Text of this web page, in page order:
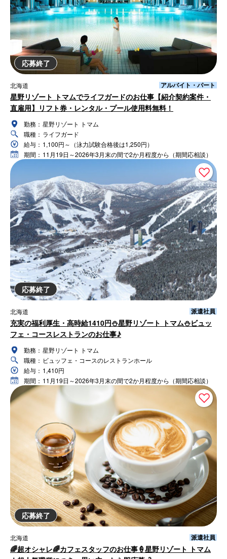
応募終了
北海道 アルバイト・パート
星野リゾート トマムでライフガードのお仕事【紹介契約案件・
直雇用】リフト券・レンタル・プール使用料無料！
勤務： 星野リゾート トマム
職種： ライフガード
給与： 1,100円～（泳力試験合格後は1,250円）
期間： 11月19日～2026年3月末の間で2か月程度から（期間応相談）
応募終了
北海道 派遣社員
充実の福利厚生・高時給1410円⛄星野リゾート トマム⛄ビュッ
フェ・コースレストランのお仕事♪
勤務： 星野リゾート トマム
職種： ビュッフェ・コースのレストランホール
給与： 1,410円
期間： 11月19日～2026年3月末の間で2か月程度から（期間応相談）
応募終了
北海道 派遣社員
🌈超オシャレ🌈カフェスタッフのお仕事🍦星野リゾート トマム